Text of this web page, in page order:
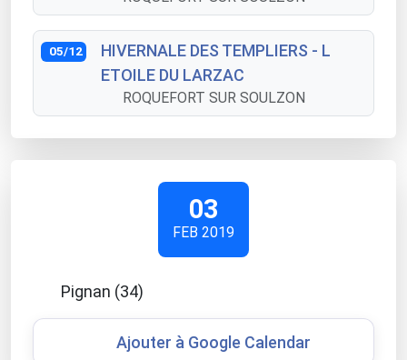
05/12
HIVERNALE DES TEMPLIERS - L
ETOILE DU LARZAC
ROQUEFORT SUR SOULZON
03
FEB 2019
Pignan (34)
Ajouter à Google Calendar